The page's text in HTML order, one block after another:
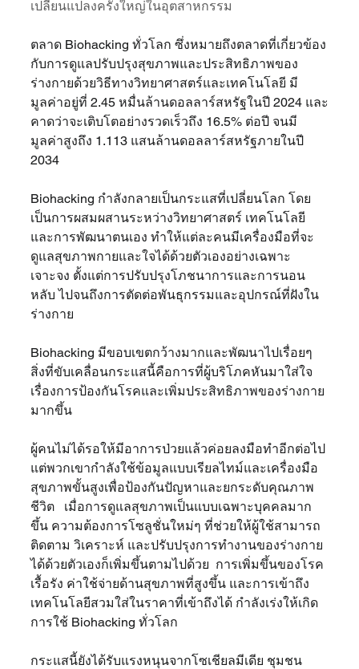
เปลี่ยนแปลงครั้งใหญ่ในอุตสาหกรรม
ตลาด Biohacking ทั่วโลก ซึ่งหมายถึงตลาดที่เกี่ยวข้อง
กับการดูแลปรับปรุงสุขภาพและประสิทธิภาพของ
ร่างกายด้วยวิธีทางวิทยาศาสตร์และเทคโนโลยี มี
มูลค่าอยู่ที่ 2.45 หมื่นล้านดอลลาร์สหรัฐในปี 2024 และ
คาดว่าจะเติบโตอย่างรวดเร็วถึง 16.5% ต่อปี จนมี
มูลค่าสูงถึง 1.113 แสนล้านดอลลาร์สหรัฐภายในปี
2034
Biohacking กำลังกลายเป็นกระแสที่เปลี่ยนโลก โดย
เป็นการผสมผสานระหว่างวิทยาศาสตร์ เทคโนโลยี
และการพัฒนาตนเอง ทำให้แต่ละคนมีเครื่องมือที่จะ
ดูแลสุขภาพกายและใจได้ด้วยตัวเองอย่างเฉพาะ
เจาะจง ตั้งแต่การปรับปรุงโภชนาการและการนอน
หลับ ไปจนถึงการตัดต่อพันธุกรรมและอุปกรณ์ที่ฝังใน
ร่างกาย
Biohacking มีขอบเขตกว้างมากและพัฒนาไปเรื่อยๆ
สิ่งที่ขับเคลื่อนกระแสนี้คือการที่ผู้บริโภคหันมาใส่ใจ
เรื่องการป้องกันโรคและเพิ่มประสิทธิภาพของร่างกาย
มากขึ้น
ผู้คนไม่ได้รอให้มีอาการป่วยแล้วค่อยลงมือทำอีกต่อไป
แต่พวกเขากำลังใช้ข้อมูลแบบเรียลไทม์และเครื่องมือ
สุขภาพขั้นสูงเพื่อป้องกันปัญหาและยกระดับคุณภาพ
ชีวิต   เมื่อการดูแลสุขภาพเป็นแบบเฉพาะบุคคลมาก
ขึ้น ความต้องการโซลูชั่นใหม่ๆ ที่ช่วยให้ผู้ใช้สามารถ
ติดตาม วิเคราะห์ และปรับปรุงการทำงานของร่างกาย
ได้ด้วยตัวเองก็เพิ่มขึ้นตามไปด้วย  การเพิ่มขึ้นของโรค
เรื้อรัง ค่าใช้จ่ายด้านสุขภาพที่สูงขึ้น และการเข้าถึง
เทคโนโลยีสวมใส่ในราคาที่เข้าถึงได้ กำลังเร่งให้เกิด
การใช้ Biohacking ทั่วโลก
กระแสนี้ยังได้รับแรงหนุนจากโซเชียลมีเดีย ชุมชน